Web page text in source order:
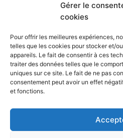
Gérer le
cookies
Pour offrir les meilleures expériences,
telles que les cookies pour stocker et/
appareils. Le fait de consentir à ces
traiter des données telles que le
uniques sur ce site. Le fait de ne pas
consentement peut avoir un effet
et fonctions.
Confidentialité
Conditions